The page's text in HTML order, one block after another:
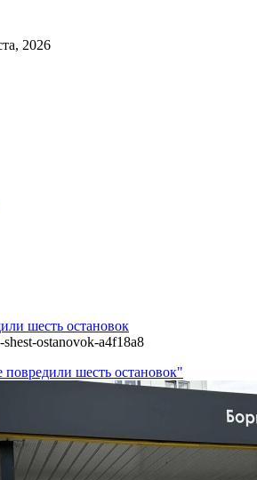
2026
шесть остановок
ostanovok-a4f18a8
повредили шесть остановок"